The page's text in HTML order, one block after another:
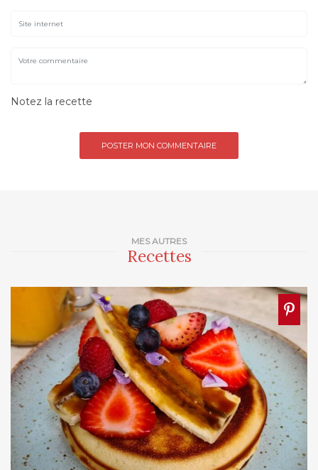
MES AUTRES
Recettes
Notez la recette